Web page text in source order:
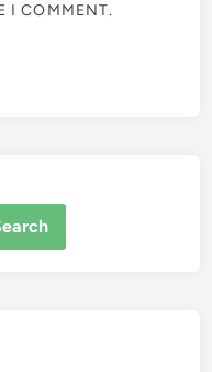
I COMMENT.